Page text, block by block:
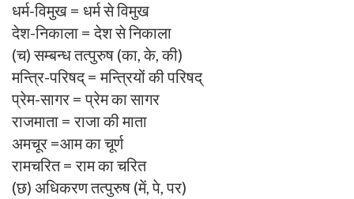
धर्म-विमुख = धर्म से विमुख
देश-निकाला = देश से निकाला
(च) सम्बन्ध तत्पुरुष (का, के, की)
मन्त्रि-परिषद् = मन्त्रियों की परिषद्
प्रेम-सागर = प्रेम का सागर
राजमाता = राजा की माता
अमचूर =आम का चूर्ण
रामचरित = राम का चरित
(छ) अधिकरण तत्पुरुष (में, पे, पर)